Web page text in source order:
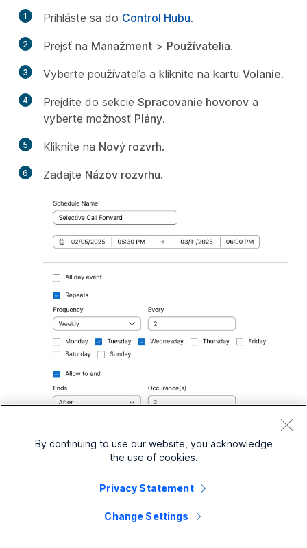
1 Prihláste sa do Control Hubu.
2 Prejsť na Manažment > Používatelia.
3 Vyberte používateľa a kliknite na kartu Volanie.
4 Prejdite do sekcie Spracovanie hovorov a
vyberte možnosť Plány.
5 Kliknite na Nový rozvrh.
6 Zadajte Názov rozvrhu.
Nastavte dátum a čas začiatku a ukončenia
Ak plán trvá celý deň, vyberte možnosť
možnosťOpakuje sa.
By continuing to use our website, you acknowledge
the use of cookies.
Privacy Statement
Change Settings